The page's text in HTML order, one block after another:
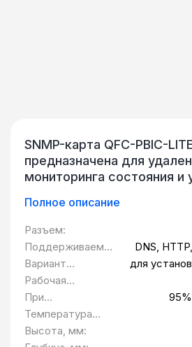
SNMP-карта QFC-PBIC-
предназначена для
мониторинга состояния и
Позволяет в режиме
получать информацию о
электросети и ИБП.
управление и конфигурация
осуществляются через
удаленно отслеживать
и выходных параметров
заряда АКБ, оповещать
Полное описание
Разъем:
Поддерживаемы
е протоколы:
DNS,
Вариант
исполнения:
для
Рабочая
температура:
При
максимальной
влажности:
95%
Температура
хранения:
Высота, мм: